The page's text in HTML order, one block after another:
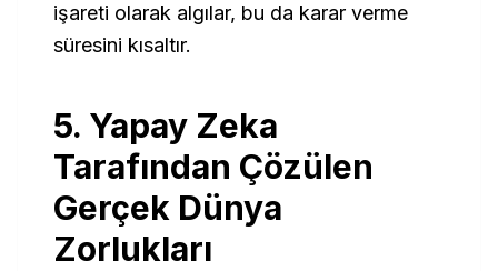
işareti olarak algılar, bu da karar verme
süresini kısaltır.
5. Yapay Zeka
Tarafından Çözülen
Gerçek Dünya
Zorlukları